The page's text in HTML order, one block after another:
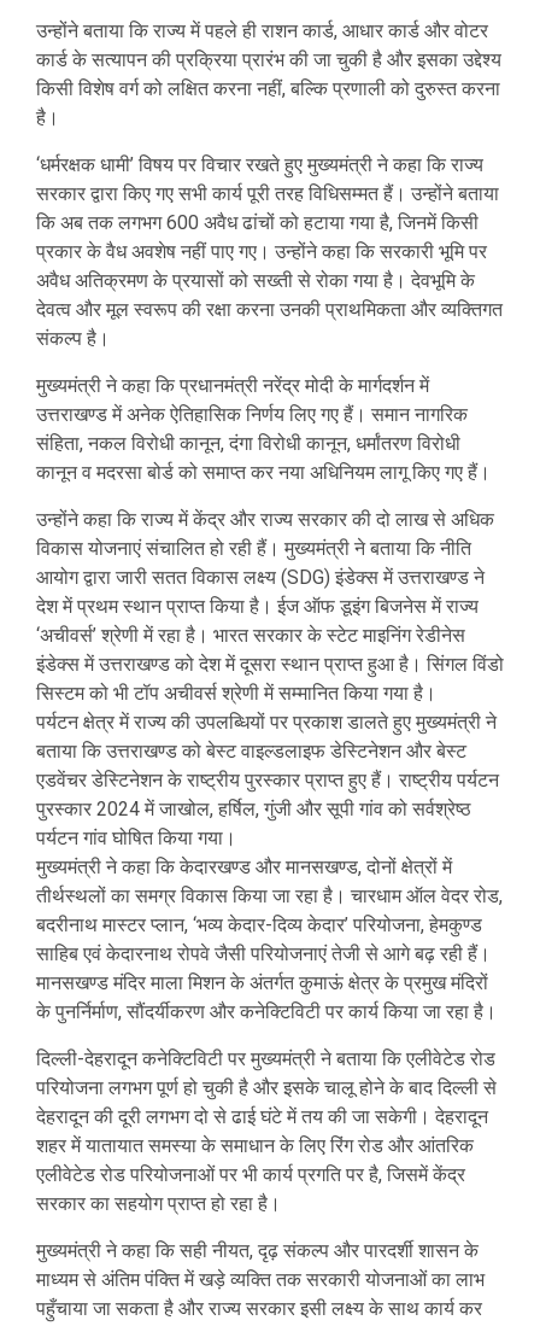
उन्होंने बताया कि राज्य में पहले ही राशन कार्ड, आधार कार्ड और वोटर
कार्ड के सत्यापन की प्रक्रिया प्रारंभ की जा चुकी है और इसका उद्देश्य
किसी विशेष वर्ग को लक्षित करना नहीं, बल्कि प्रणाली को दुरुस्त करना
है।
‘धर्मरक्षक धामी’ विषय पर विचार रखते हुए मुख्यमंत्री ने कहा कि राज्य
सरकार द्वारा किए गए सभी कार्य पूरी तरह विधिसम्मत हैं। उन्होंने बताया
कि अब तक लगभग 600 अवैध ढांचों को हटाया गया है, जिनमें किसी
प्रकार के वैध अवशेष नहीं पाए गए। उन्होंने कहा कि सरकारी भूमि पर
अवैध अतिक्रमण के प्रयासों को सख्ती से रोका गया है। देवभूमि के
देवत्व और मूल स्वरूप की रक्षा करना उनकी प्राथमिकता और व्यक्तिगत
संकल्प है।
मुख्यमंत्री ने कहा कि प्रधानमंत्री नरेंद्र मोदी के मार्गदर्शन में
उत्तराखण्ड में अनेक ऐतिहासिक निर्णय लिए गए हैं। समान नागरिक
संहिता, नकल विरोधी कानून, दंगा विरोधी कानून, धर्मांतरण विरोधी
कानून व मदरसा बोर्ड को समाप्त कर नया अधिनियम लागू किए गए हैं।
उन्होंने कहा कि राज्य में केंद्र और राज्य सरकार की दो लाख से अधिक
विकास योजनाएं संचालित हो रही हैं। मुख्यमंत्री ने बताया कि नीति
आयोग द्वारा जारी सतत विकास लक्ष्य (SDG) इंडेक्स में उत्तराखण्ड ने
देश में प्रथम स्थान प्राप्त किया है। ईज ऑफ डूइंग बिजनेस में राज्य
‘अचीवर्स’ श्रेणी में रहा है। भारत सरकार के स्टेट माइनिंग रेडीनेस
इंडेक्स में उत्तराखण्ड को देश में दूसरा स्थान प्राप्त हुआ है। सिंगल विंडो
सिस्टम को भी टॉप अचीवर्स श्रेणी में सम्मानित किया गया है।
पर्यटन क्षेत्र में राज्य की उपलब्धियों पर प्रकाश डालते हुए मुख्यमंत्री ने
बताया कि उत्तराखण्ड को बेस्ट वाइल्डलाइफ डेस्टिनेशन और बेस्ट
एडवेंचर डेस्टिनेशन के राष्ट्रीय पुरस्कार प्राप्त हुए हैं। राष्ट्रीय पर्यटन
पुरस्कार 2024 में जाखोल, हर्षिल, गुंजी और सूपी गांव को सर्वश्रेष्ठ
पर्यटन गांव घोषित किया गया।
मुख्यमंत्री ने कहा कि केदारखण्ड और मानसखण्ड, दोनों क्षेत्रों में
तीर्थस्थलों का समग्र विकास किया जा रहा है। चारधाम ऑल वेदर रोड,
बदरीनाथ मास्टर प्लान, ‘भव्य केदार-दिव्य केदार’ परियोजना, हेमकुण्ड
साहिब एवं केदारनाथ रोपवे जैसी परियोजनाएं तेजी से आगे बढ़ रही हैं।
मानसखण्ड मंदिर माला मिशन के अंतर्गत कुमाऊं क्षेत्र के प्रमुख मंदिरों
के पुनर्निर्माण, सौंदर्यीकरण और कनेक्टिविटी पर कार्य किया जा रहा है।
दिल्ली-देहरादून कनेक्टिविटी पर मुख्यमंत्री ने बताया कि एलीवेटेड रोड
परियोजना लगभग पूर्ण हो चुकी है और इसके चालू होने के बाद दिल्ली से
देहरादून की दूरी लगभग दो से ढाई घंटे में तय की जा सकेगी। देहरादून
शहर में यातायात समस्या के समाधान के लिए रिंग रोड और आंतरिक
एलीवेटेड रोड परियोजनाओं पर भी कार्य प्रगति पर है, जिसमें केंद्र
सरकार का सहयोग प्राप्त हो रहा है।
मुख्यमंत्री ने कहा कि सही नीयत, दृढ़ संकल्प और पारदर्शी शासन के
माध्यम से अंतिम पंक्ति में खड़े व्यक्ति तक सरकारी योजनाओं का लाभ
पहुँचाया जा सकता है और राज्य सरकार इसी लक्ष्य के साथ कार्य कर